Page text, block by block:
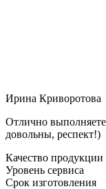
Ирина Криворотова
Отлично выполняете
довольны, респект!)
Качество продукции
Уровень сервиса
Срок изготовления